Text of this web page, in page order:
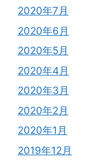
2020年7月
2020年6月
2020年5月
2020年4月
2020年3月
2020年2月
2020年1月
2019年12月